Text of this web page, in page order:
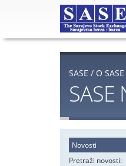
SASE / O SASE
Novosti
Pretraži novosti: